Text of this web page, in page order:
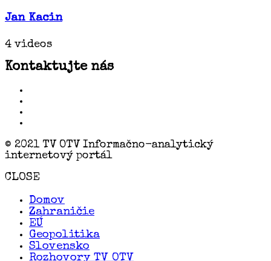
Jan Kacin
4 videos
Kontaktujte nás
© 2021 TV OTV Informačno-analytický
internetový portál
CLOSE
Domov
Zahraničie
EÚ
Geopolitika
Slovensko
Rozhovory TV OTV